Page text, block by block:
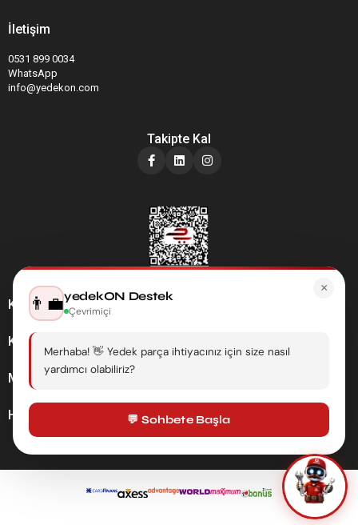
İletişim
0531 899 0034
WhatsApp
info@yedekon.com
Takipte Kal
Kategoriler
Kurumsal
Müşteri Hizmetleri
Hesabım
×
👨‍💼yedekON Destek
Çevrimiçi
Merhaba! 👋 Yedek parça ihtiyacınız için size nasıl
yardımcı olabiliriz?
💬 Sohbete Başla